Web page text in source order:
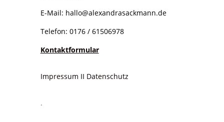
E-Mail: hallo@alexandrasackmann.de
Telefon: 0176 / 61506978
Kontaktformular
Impressum II Datenschutz
.